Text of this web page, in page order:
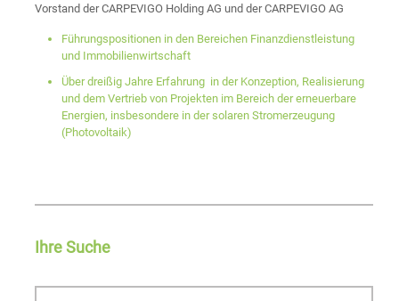
Vorstand der CARPEVIGO Holding AG und der CARPEVIGO AG
Führungspositionen in den Bereichen Finanzdienstleistung
und Immobilienwirtschaft
Über dreißig Jahre Erfahrung in der Konzeption, Realisierung
und dem Vertrieb von Projekten im Bereich der erneuerbare
Energien, insbesondere in der solaren Stromerzeugung
(Photovoltaik)
Ihre Suche